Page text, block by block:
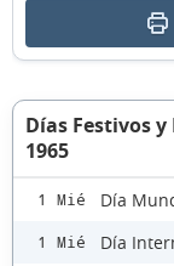
Días Festivos
1965
1 Mié Día
1 Mié Día